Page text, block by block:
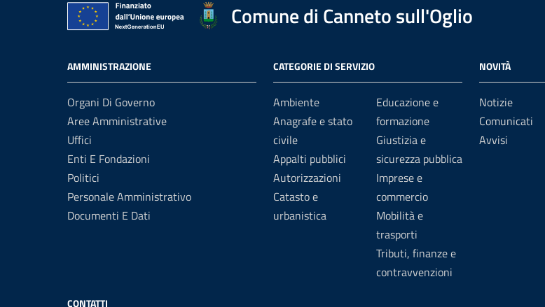
Comune di Canneto sull'Oglio
AMMINISTRAZIONE
Organi Di Governo
Aree Amministrative
Uffici
Enti E Fondazioni
Politici
Personale Amministrativo
Documenti E Dati
CATEGORIE DI SERVIZIO
Ambiente
Anagrafe e stato
civile
Appalti pubblici
Autorizzazioni
Catasto e
urbanistica
Educazione e
formazione
Giustizia e
sicurezza pubblica
Imprese e
commercio
Mobilità e
trasporti
Tributi, finanze e
contravvenzioni
NOVITÀ
Notizie
Comunicati
Avvisi
CONTATTI